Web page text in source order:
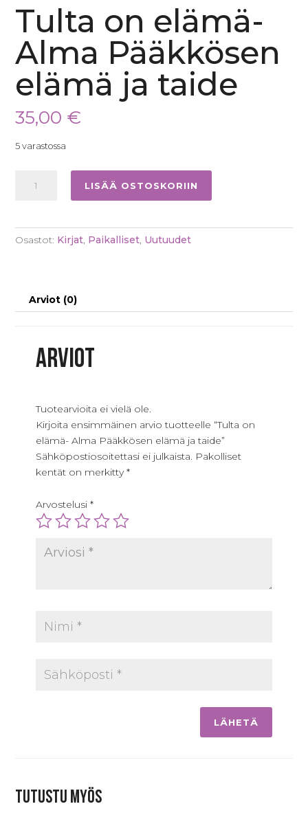
Tulta on elämä-
Alma Pääkkösen
elämä ja taide
35,00 €
5 varastossa
Alma
Pääkkösen
määrä
LISÄÄ OSTOSKORIIN
Osastot: Kirjat, Paikalliset, Uutuudet
Arviot (0)
Arviot
Tuotearvioita ei vielä ole.
Kirjoita ensimmäinen arvio tuotteelle “Tulta on
elämä- Alma Pääkkösen elämä ja taide”
Sähköpostiosoitettasi ei julkaista. Pakolliset
kentät on merkitty*
Arvostelusi*
Tutustu myös